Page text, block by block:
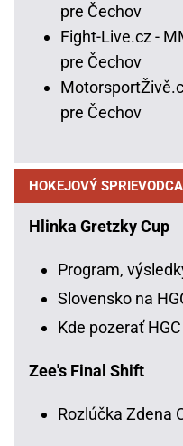
pre Čechov
Fight-Live.cz -
pre Čechov
pre Čechov
HOKEJOVÝ SPRIEVODCA
Hlinka Gretzky Cup
Program,
Slovensko na
Kde pozerať HGC
Zee's Final Shift
Rozlúčka Zdena